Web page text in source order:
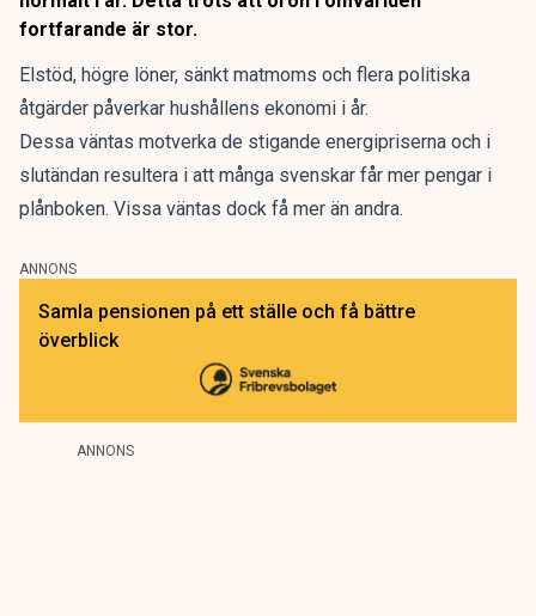
fortfarande är stor.
Elstöd, högre löner, sänkt matmoms och flera politiska
åtgärder påverkar hushållens ekonomi i år.
Dessa väntas motverka de stigande energipriserna och i
slutändan resultera i att många svenskar får mer pengar i
plånboken. Vissa väntas dock få mer än andra.
ANNONS
Samla pensionen på ett ställe och få bättre
överblick
ANNONS